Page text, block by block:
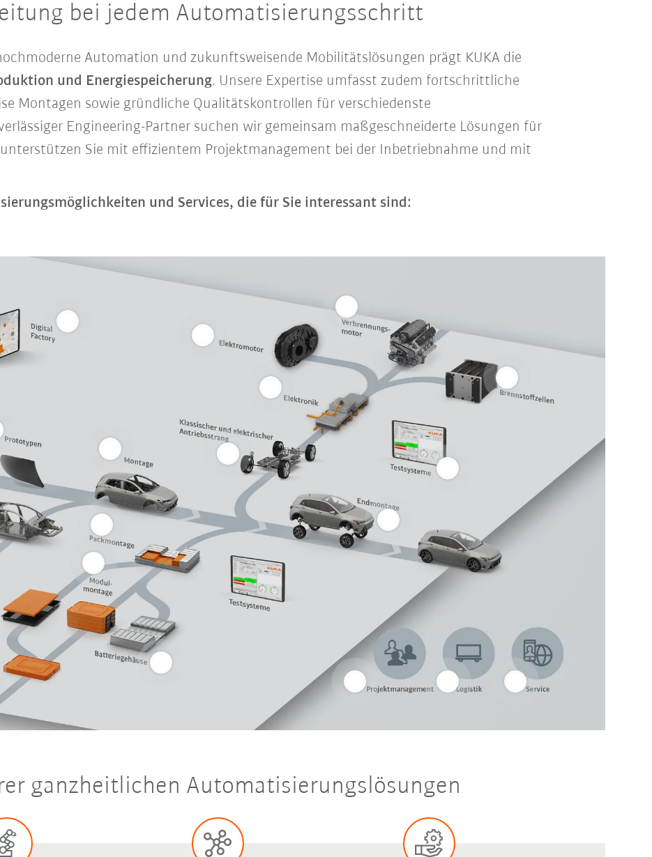
bei jedem Automatisierungsschritt
Automation und zukunftsweisende Mobilitätslösungen prägt KUKA die
und Energiespeicherung. Unsere Expertise umfasst zudem fortschrittliche
Montagen sowie gründliche Qualitätskontrollen für verschiedenste
Engineering-Partner suchen wir gemeinsam maßgeschneiderte Lösungen für
Sie mit effizientem Projektmanagement bei der Inbetriebnahme und mit
und Services, die für Sie interessant sind:
ganzheitlichen Automatisierungslösungen